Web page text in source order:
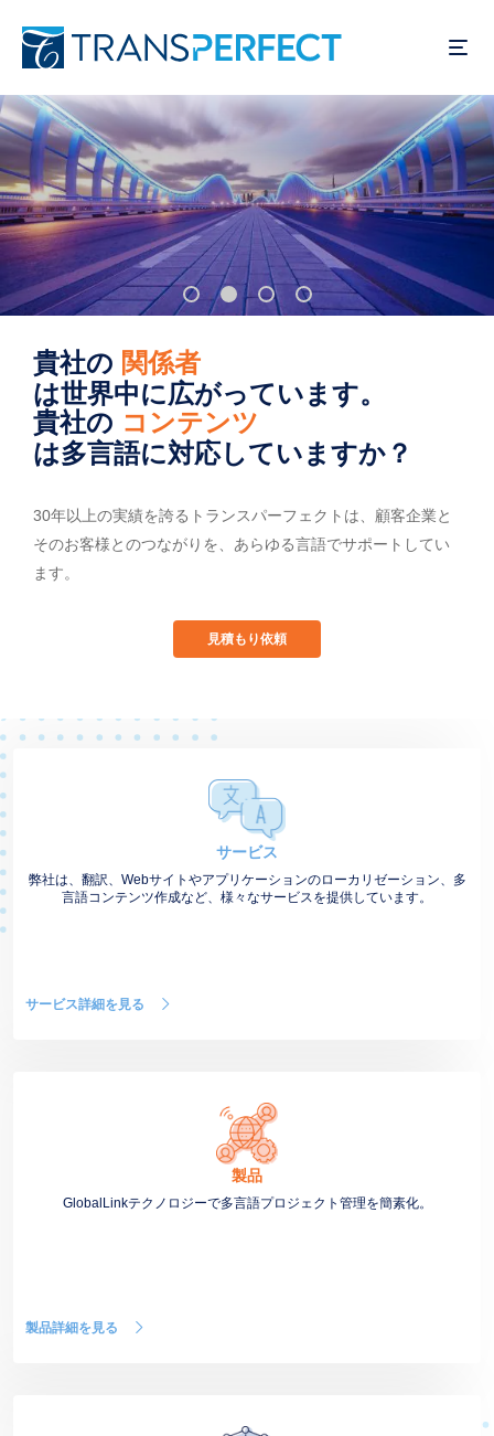
イ
コ
ン
ツ
に
移
動
貴社の ユーザー
は世界中に広がっています。
貴社の 製品
は多言語に対応していますか？
30年以上の実績を誇るトランスパーフェクトは、顧客企業と
そのお客様とのつながりを、あらゆる言語でサポートしてい
ます。
見積もり依頼
サービス
弊社は、翻訳、Webサイトやアプリケーションのローカリゼーション、多
言語コンテンツ作成など、様々なサービスを提供しています。
サービス詳細を見る
製品
GlobalLinkテクノロジーで多言語プロジェクト管理を簡素化。
製品詳細を見る